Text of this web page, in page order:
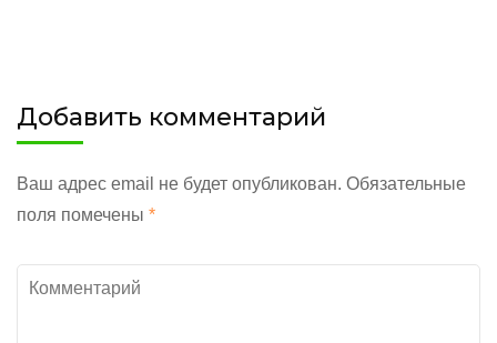
Добавить комментарий
Ваш адрес email не будет опубликован. Обязательные
поля помечены *
Комментарий